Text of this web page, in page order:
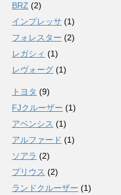
BRZ (2)
インプレッサ (1)
フォレスター (2)
レガシィ (1)
レヴォーグ (1)
トヨタ (9)
FJクルーザー (1)
アベンシス (1)
アルファード (1)
ソアラ (2)
プリウス (2)
ランドクルーザー (1)